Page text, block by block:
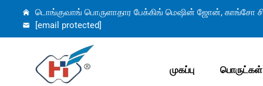
டொங்குவாங் பொருளாதார பேக்கிங் மெஷின் ஜோன், காங்சோ
[email protected]
முகப்பு பொருட்கள்